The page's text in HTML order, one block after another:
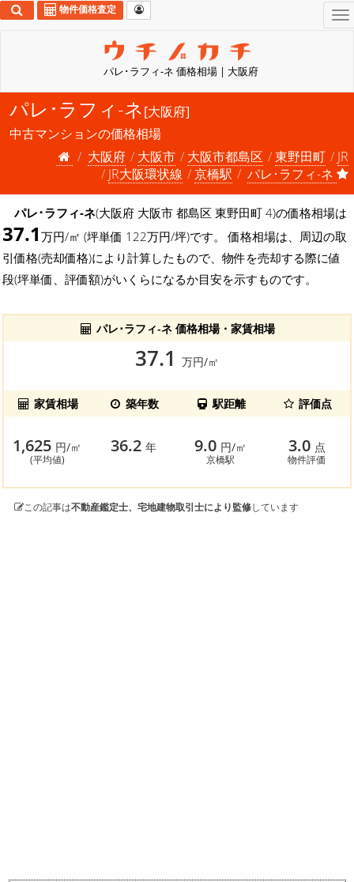
パレ･ラフィ-ネ 価格相場 | 大阪府
物件価格査定
パレ･ラフィ-ネ[大阪府]
中古マンションの価格相場
大阪府
大阪市 大阪市都島区 東野田町
JR
JR大阪環状線
京橋駅 パレ･ラフィ-ネ
パレ･ラフィ-ネ(大阪府 大阪市 都島区 東野田町 4)の価格相場は
37.1 万円/㎡ (坪単価 122万円/坪)です。 価格相場は、周辺の取
引価格(売却価格)により計算したもので、物件を売却する際に値
段(坪単価、評価額)がいくらになるか目安を示すものです。
パレ･ラフィ-ネ 価格相場・家賃相場
37.1 万円/㎡
家賃相場 築年数 駅距離 評価点
1,625 円/㎡
(平均値)
36.2年 9.0 円/㎡
京橋駅
3.0 点
物件評価
この記事は不動産鑑定士、宅地建物取引士により監修しています